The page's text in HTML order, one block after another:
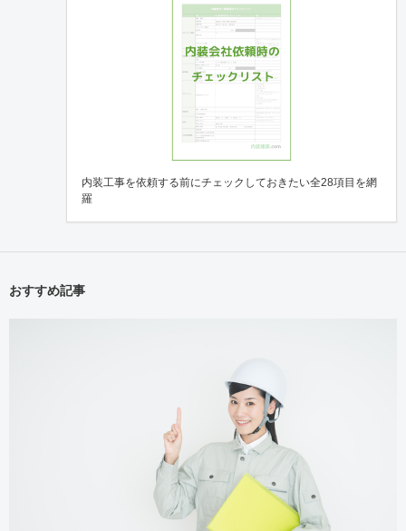
内装工事を依頼する前にチェックしておきたい全28項目を網
羅
おすすめ記事